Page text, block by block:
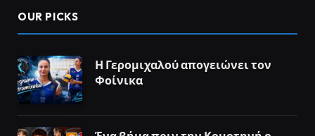
OUR PICKS
Η Γερομιχαλού απογειώνει τον
Φοίνικα